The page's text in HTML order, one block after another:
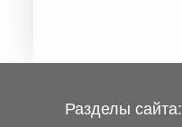
Разделы сайта: